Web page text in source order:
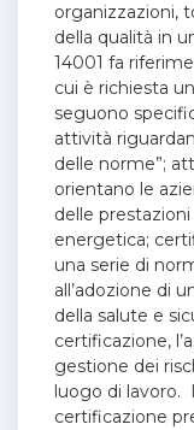
organizzazioni,
della qualità in
14001 fa
cui è richiesta
seguono
attività
delle norme”;
orientano le
delle
energetica;
una serie di
all’adozione di
della salute e
certificazione,
gestione dei
luogo di lavoro.
certificazione